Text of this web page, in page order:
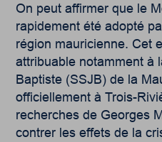
On peut affirmer que le
rapidement été adopté
région mauricienne. Cet
attribuable notamment à
Baptiste (SSJB) de la
officiellement à Trois-
recherches de Georges
contrer les effets de la